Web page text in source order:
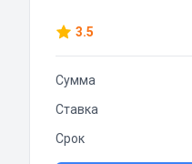
3.5
Сумма
Ставка
Срок